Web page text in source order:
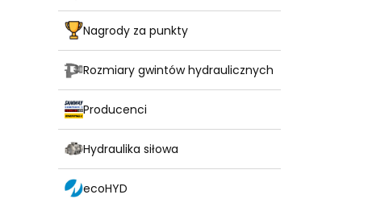
Nagrody za punkty
Rozmiary gwintów hydraulicznych
Producenci
Hydraulika siłowa
ecoHYD